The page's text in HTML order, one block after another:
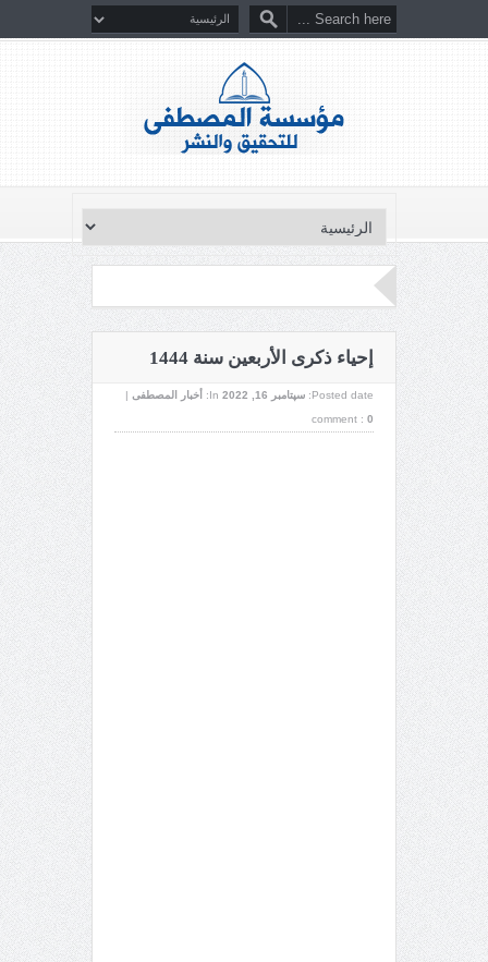
إحياء ذكرى الأربعين سنة 1444
Posted date: سپتامبر 16, 2022 In: أخبار المصطفى |
comment : 0